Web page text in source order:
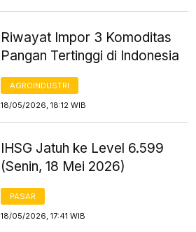
Riwayat Impor 3 Komoditas
Pangan Tertinggi di Indonesia
AGROINDUSTRI
18/05/2026, 18:12 WIB
IHSG Jatuh ke Level 6.599
(Senin, 18 Mei 2026)
PASAR
18/05/2026, 17:41 WIB